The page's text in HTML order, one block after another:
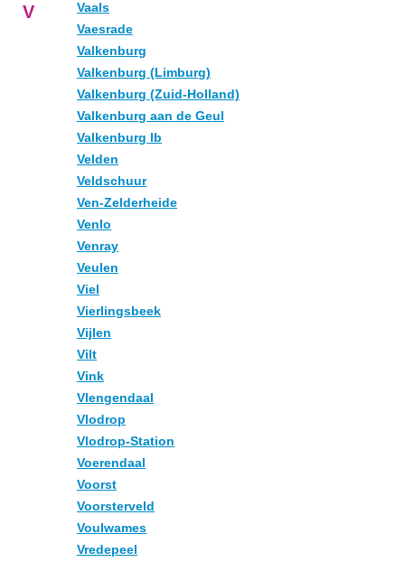
V
Vaals
Vaesrade
Valkenburg
Valkenburg (Limburg)
Valkenburg (Zuid-Holland)
Valkenburg aan de Geul
Valkenburg lb
Velden
Veldschuur
Ven-Zelderheide
Venlo
Venray
Veulen
Viel
Vierlingsbeek
Vijlen
Vilt
Vink
Vlengendaal
Vlodrop
Vlodrop-Station
Voerendaal
Voorst
Voorsterveld
Voulwames
Vredepeel